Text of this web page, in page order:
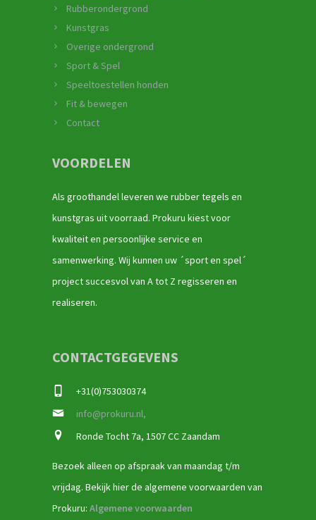
Rubberondergrond
Kunstgras
Overige ondergrond
Sport & Spel
Speeltoestellen honden
Fit & bewegen
Contact
VOORDELEN
Als groothandel leveren we rubber tegels en
kunstgras uit voorraad. Prokuru kiest voor
kwaliteit en persoonlijke service en
samenwerking. Wij kunnen uw ´sport en spel´
project succesvol van A tot Z regisseren en
realiseren.
CONTACTGEGEVENS
+31(0)753030374
info@prokuru.nl,
Ronde Tocht 7a, 1507 CC Zaandam
Bezoek alleen op afspraak van maandag t/m
vrijdag. Bekijk hier de algemene voorwaarden van
Prokuru: Algemene voorwaarden